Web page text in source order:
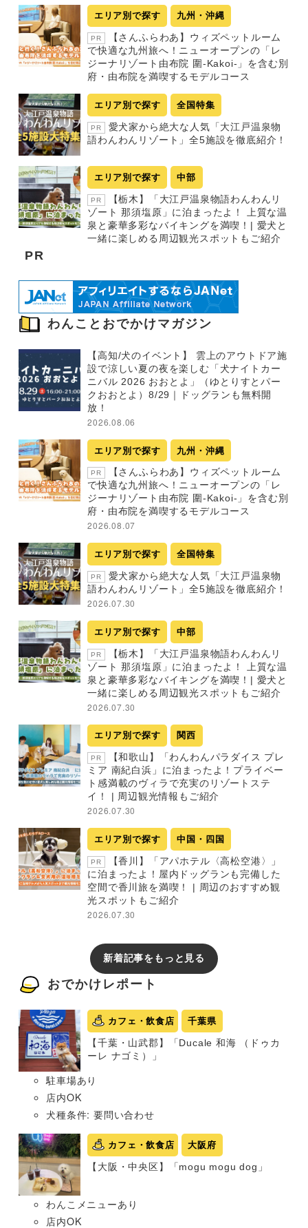
エリア別で探す 九州・沖縄
PR
【さんふらわあ】ウィズペットルーム
で快適な九州旅へ！ニューオープンの「レ
ジーナリゾート由布院 圍-Kakoi-」を含む別
府・由布院を満喫するモデルコース
エリア別で探す 全国特集
PR
愛犬家から絶大な人気「大江戸温泉物
語わんわんリゾート」全5施設を徹底紹介！
エリア別で探す 中部
PR
【栃木】「大江戸温泉物語わんわんリ
ゾート 那須塩原」に泊まったよ！ 上質な温
泉と豪華多彩なバイキングを満喫！| 愛犬と
一緒に楽しめる周辺観光スポットもご紹介
PR
わんことおでかけマガジン
【高知/犬のイベント】 雲上のアウトドア施
設で涼しい夏の夜を楽しむ「犬ナイトカー
ニバル 2026 おおとよ」（ゆとりすとパー
クおおとよ）8/29｜ドッグランも無料開
放！
2026.08.06
エリア別で探す 九州・沖縄
PR
【さんふらわあ】ウィズペットルーム
で快適な九州旅へ！ニューオープンの「レ
ジーナリゾート由布院 圍-Kakoi-」を含む別
府・由布院を満喫するモデルコース
2026.08.07
エリア別で探す 全国特集
PR
愛犬家から絶大な人気「大江戸温泉物
語わんわんリゾート」全5施設を徹底紹介！
2026.07.30
エリア別で探す 中部
PR
【栃木】「大江戸温泉物語わんわんリ
ゾート 那須塩原」に泊まったよ！ 上質な温
泉と豪華多彩なバイキングを満喫！| 愛犬と
一緒に楽しめる周辺観光スポットもご紹介
2026.07.30
エリア別で探す 関西
PR
【和歌山】「わんわんパラダイス プレ
ミア 南紀白浜」に泊まったよ！プライベー
ト感満載のヴィラで充実のリゾートステ
イ！ | 周辺観光情報もご紹介
2026.07.30
エリア別で探す 中国・四国
PR
【香川】「アパホテル〈高松空港〉」
に泊まったよ！屋内ドッグランも完備した
空間で香川旅を満喫！ | 周辺のおすすめ観
光スポットもご紹介
2026.07.30
新着記事をもっと見る
おでかけレポート
カフェ・飲食店 千葉県
【千葉・山武郡】「Ducale 和海 （ドゥカ
ーレ ナゴミ）」
駐車場あり
店内OK
犬種条件: 要問い合わせ
カフェ・飲食店 大阪府
【大阪・中央区】「mogu mogu dog」
わんこメニューあり
店内OK